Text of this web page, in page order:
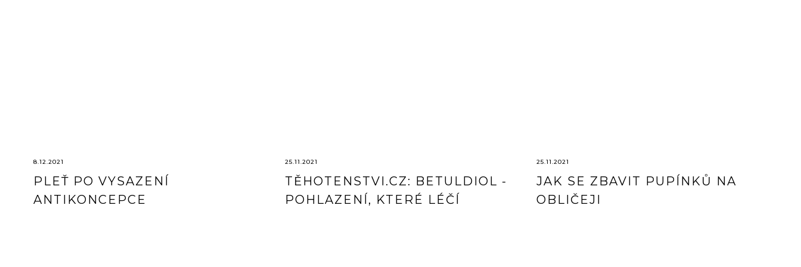
N
K
PLEŤ PO VYSAZENÍ
ANTIKONCEPCE
8.12.2021
TĚHOTENSTVI.CZ: BETULDIOL -
POHLAZENÍ, KTERÉ LÉČÍ
25.11.2021
JAK SE ZBAVIT PUPÍNKŮ NA
OBLIČEJI
25.11.2021